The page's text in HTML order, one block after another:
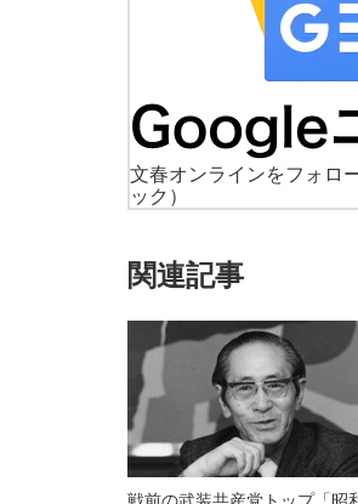
文春オンラインをフォロ
ック）
関連記事